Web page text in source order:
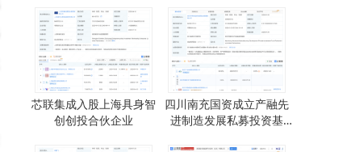
芯联集成入股上海具身智
创创投合伙企业
四川南充国资成立产融先
进制造发展私募投资基